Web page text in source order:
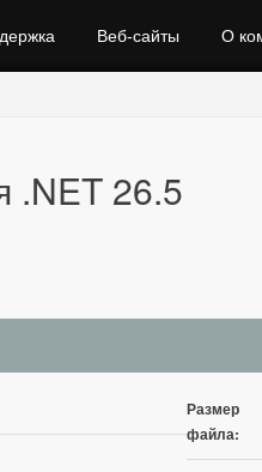
Веб‑сайты О
.NET 26.5
Размер
файла: